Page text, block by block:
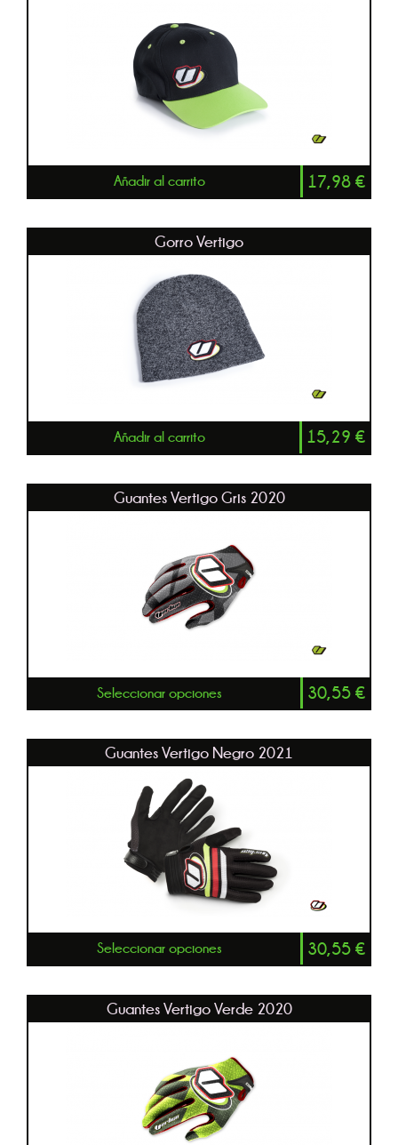
Añadir al carrito 17,98 €
Gorro Vertigo
Añadir al carrito 15,29 €
Guantes Vertigo Gris 2020
Seleccionar opciones 30,55 €
Guantes Vertigo Negro 2021
Seleccionar opciones 30,55 €
Guantes Vertigo Verde 2020